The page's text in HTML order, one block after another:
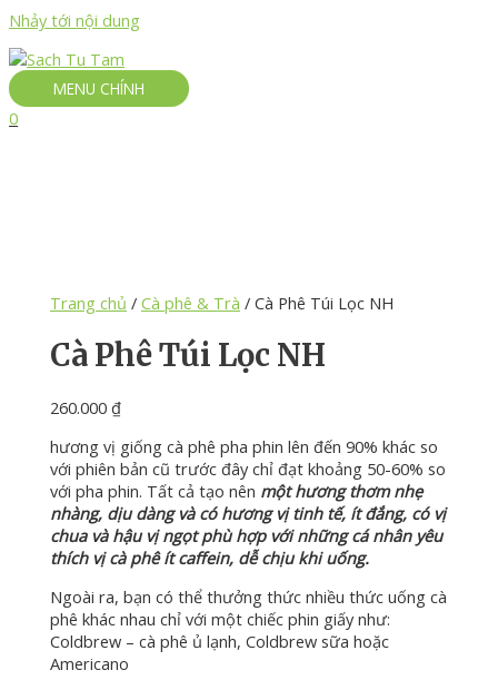
Nhảy tới nội dung
MENU CHÍNH
0
Trang chủ /Cà phê & Trà / Cà Phê Túi Lọc NH
Cà Phê Túi Lọc NH
260.000₫
hương vị giống cà phê pha phin lên đến 90% khác so
với phiên bản cũ trước đây chỉ đạt khoảng 50-60% so
với pha phin. Tất cả tạo nên một hương thơm nhẹ
nhàng, dịu dàng và có hương vị tinh tế, ít đắng, có vị
chua và hậu vị ngọt phù hợp với những cá nhân yêu
thích vị cà phê ít caffein, dễ chịu khi uống.
Ngoài ra, bạn có thể thưởng thức nhiều thức uống cà
phê khác nhau chỉ với một chiếc phin giấy như:
Coldbrew – cà phê ủ lạnh, Coldbrew sữa hoặc
Americano